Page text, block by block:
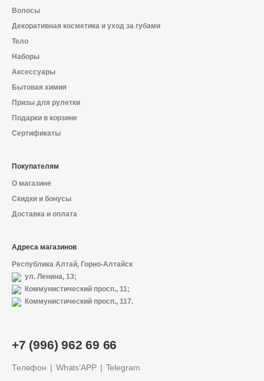
+7 (996) 962 69 66
Телефон Whats’APP Telegram
Волосы
Декоративная косметика и уход за губами
Тело
Наборы
Аксессуары
Бытовая химия
Призы для рулетки
Подарки в корзине
Сертификаты
Покупателям
О магазине
Скидки и бонусы
Доставка и оплата
Адреса магазинов
Республика Алтай, Горно-Алтайск
ул. Ленина, 13;
Коммунистический просп., 11;
Коммунистический просп., 117.